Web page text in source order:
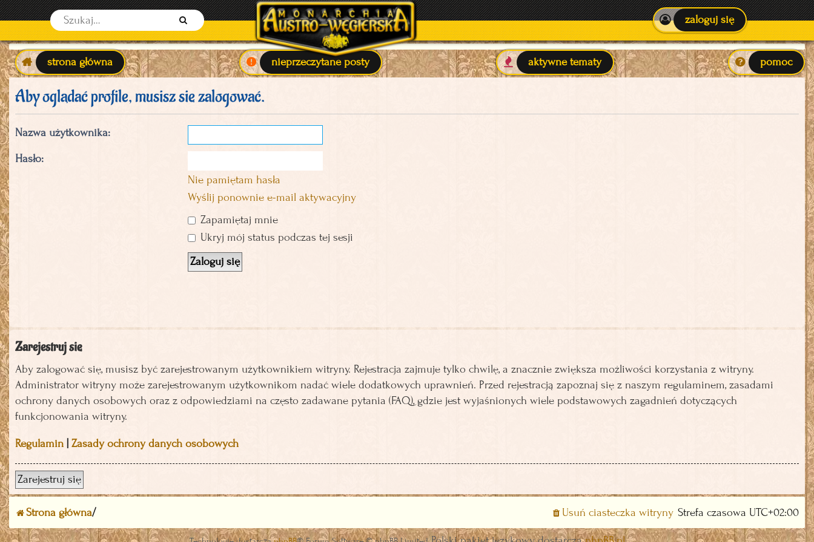
z
u
k
j
zaloguj się
strona główna nieprzeczytane posty aktywne tematy pomoc
Aby oglądać profile, musisz się zalogować.
Nazwa użytkownika:
Hasło:
Nie pamiętam hasła
Wyślij ponownie e-mail aktywacyjny
Zapamiętaj mnie
Ukryj mój status podczas tej sesji
Zarejestruj się
Aby zalogować się, musisz być zarejestrowanym użytkownikiem witryny. Rejestracja zajmuje tylko chwilę, a znacznie zwiększa możliwości korzystania z witryny.
Administrator witryny może zarejestrowanym użytkownikom nadać wiele dodatkowych uprawnień. Przed rejestracją zapoznaj się z naszym regulaminem, zasadami
ochrony danych osobowych oraz z odpowiedziami na często zadawane pytania (FAQ), gdzie jest wyjaśnionych wiele podstawowych zagadnień dotyczących
funkcjonowania witryny.
Regulamin Zasady ochrony danych osobowych
Zarejestruj się
Strona główna Strefa czasowa UTC+02:00
Usuń ciasteczka witryny